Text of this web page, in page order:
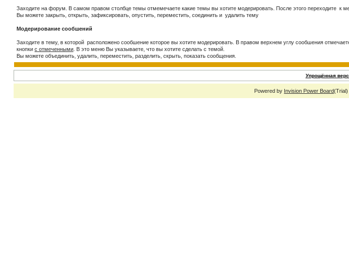
Заходите на форум. В самом правом столбце темы отмемечаете какие темы вы хотите модерировать. После этого переходите к
Вы можете закрыть, открыть, зафиксировать, опустить, переместить, соединить и удалить тему
Модерирование сообшений
Заходите в тему, в которой расположено сообшение которое вы хотите модерировать. В правом верхнем углу сообшения
кнопки c отмеченными . В это меню Вы указываете, что вы хотите сделать с темой.
Вы можете объединить, удалить, переместить, разделить, скрыть, показать сообщения.
Упрощённая
Powered by Invision Power Board